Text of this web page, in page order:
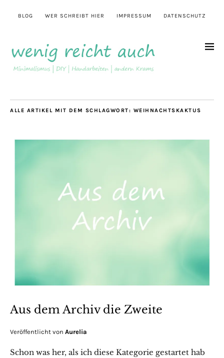
BLOG WER SCHREIBT HIER IMPRESSUM DATENSCHUTZ
ALLE ARTIKEL MIT DEM SCHLAGWORT: WEIHNACHTSKAKTUS
Aus dem Archiv die Zweite
Veröffentlicht von Aurelia
Schon was her, als ich diese Kategorie gestartet hab